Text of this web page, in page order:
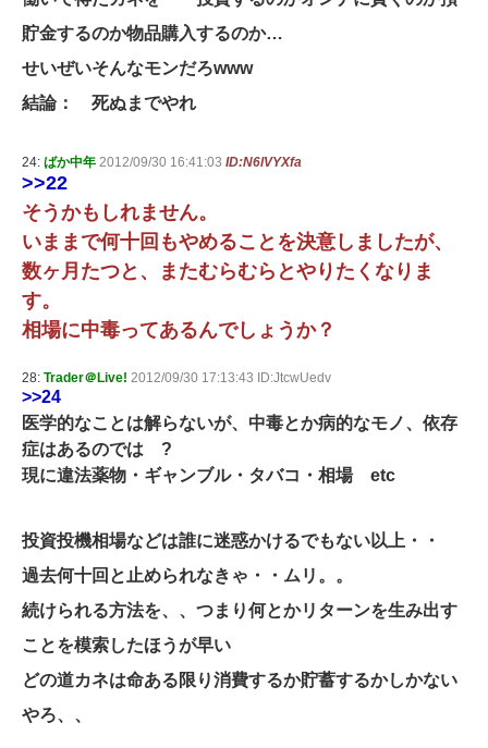
貯金するのか物品購入するのか…
せいぜいそんなモンだろwww
結論： 死ぬまでやれ
24: ばか中年 2012/09/30 16:41:03 ID:N6lVYXfa
>>22
そうかもしれません。
いままで何十回もやめることを決意しましたが、
数ヶ月たつと、またむらむらとやりたくなりま
す。
相場に中毒ってあるんでしょうか？
28: Trader＠Live! 2012/09/30 17:13:43 ID:JtcwUedv
>>24
医学的なことは解らないが、中毒とか病的なモノ、依存
症はあるのでは ?
現に違法薬物・ギャンブル・タバコ・相場 etc
投資投機相場などは誰に迷惑かけるでもない以上・・
過去何十回と止められなきゃ・・ムリ。。
続けられる方法を、、つまり何とかリターンを生み出す
ことを模索したほうが早い
どの道カネは命ある限り消費するか貯蓄するかしかない
やろ、、